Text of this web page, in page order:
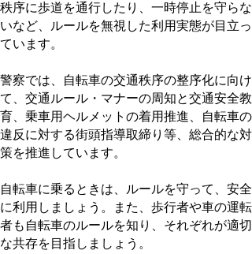
秩序に歩道を通行したり、一時停止を守らな
いなど、ルールを無視した利用実態が目立っ
ています。
警察では、自転車の交通秩序の整序化に向け
て、交通ルール・マナーの周知と交通安全教
育、乗車用ヘルメットの着用推進、自転車の
違反に対する街頭指導取締り等、総合的な対
策を推進しています。
自転車に乗るときは、ルールを守って、安全
に利用しましょう。また、歩行者や車の運転
者も自転車のルールを知り、それぞれが適切
な共存を目指しましょう。